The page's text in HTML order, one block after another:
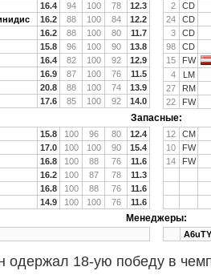
16.4 94 100 78
12.3
16.2 88 100 84
12.2
16.2 88 100 80
11.7
15.8 96 100 90
13.8
16.4 82 100 92
12.9
16.9 87 100 76
11.5
20.8 88 100 74
13.9
17.6 85 100 92 14.0
2
CD
24
CD
3
CD
98
CD
15
FW
4
LM
27
RM
22
FW
Запасные:
15.8 100 96 80
12.4
17.0 100 100 90
15.4
16.8 100 88 76
11.6
16.2 100 87 78
11.3
16.8 100 88 76
11.6
14.9 100 100 76 11.6
12 CM
10
FW
14
FW
Менеджеры:
одержал 18-ую победу в